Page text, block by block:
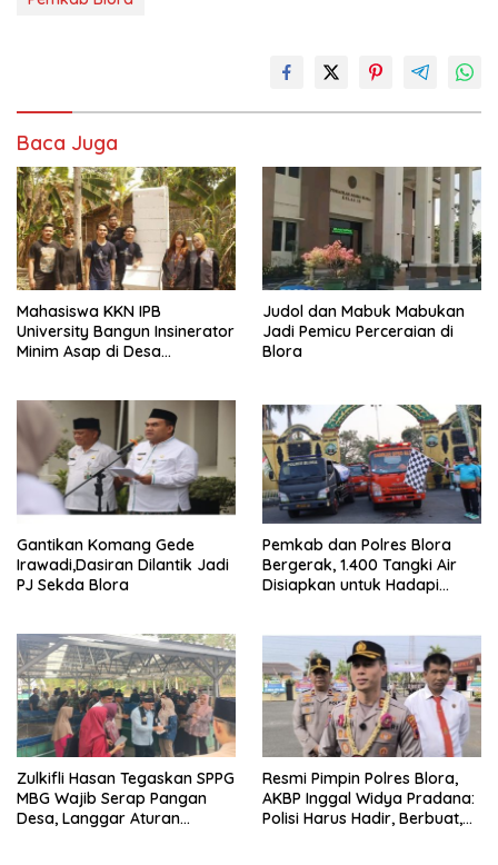
Baca Juga
Mahasiswa KKN IPB
University Bangun Insinerator
Minim Asap di Desa
Lingkungan ‎
Judol dan Mabuk Mabukan
Jadi Pemicu Perceraian di
Blora
Gantikan Komang Gede
Irawadi,Dasiran Dilantik Jadi
PJ Sekda Blora
Pemkab dan Polres Blora
Bergerak, 1.400 Tangki Air
Disiapkan untuk Hadapi
Zulkifli Hasan Tegaskan SPPG
MBG Wajib Serap Pangan
Desa, Langgar Aturan
Resmi Pimpin Polres Blora,
AKBP Inggal Widya Pradana:
Polisi Harus Hadir, Berbuat,